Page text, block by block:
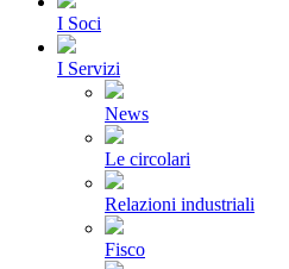
I Soci
I Servizi
News
Le circolari
Relazioni industriali
Fisco